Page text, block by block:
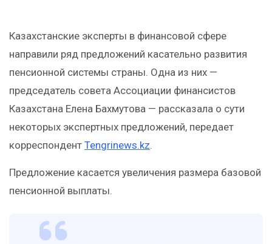
Казахстанские эксперты в финансовой сфере
направили ряд предложений касательно развития
пенсионной системы страны. Одна из них —
председатель совета Ассоциации финансистов
Казахстана Елена Бахмутова — рассказала о сути
некоторых экспертных предложений, передает
корреспондент Tengrinews.kz.
Предложение касается увеличения размера базовой
пенсионной выплаты.